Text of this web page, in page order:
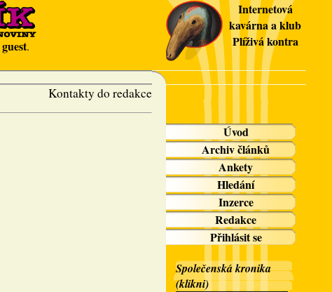
guest.
Internetová
kavárna a klub
Plíživá kontra
Kontakty do redakce
Úvod
Archiv článků
Ankety
Hledání
Inzerce
Redakce
Přihlásit se
Společenská kronika
(klikni)